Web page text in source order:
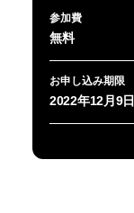
参加費
無料
お申し込み期限
2022年12月9